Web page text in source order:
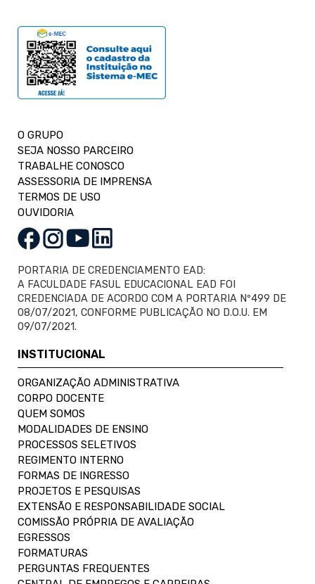
O GRUPO
SEJA NOSSO PARCEIRO
TRABALHE CONOSCO
ASSESSORIA DE IMPRENSA
TERMOS DE USO
OUVIDORIA
PORTARIA DE CREDENCIAMENTO EAD:
A FACULDADE FASUL EDUCACIONAL EAD FOI
CREDENCIADA DE ACORDO COM A PORTARIA Nº499 DE
08/07/2021, CONFORME PUBLICAÇÃO NO D.O.U. EM
09/07/2021.
INSTITUCIONAL
ORGANIZAÇÃO ADMINISTRATIVA
CORPO DOCENTE
QUEM SOMOS
MODALIDADES DE ENSINO
PROCESSOS SELETIVOS
REGIMENTO INTERNO
FORMAS DE INGRESSO
PROJETOS E PESQUISAS
EXTENSÃO E RESPONSABILIDADE SOCIAL
COMISSÃO PRÓPRIA DE AVALIAÇÃO
EGRESSOS
FORMATURAS
PERGUNTAS FREQUENTES